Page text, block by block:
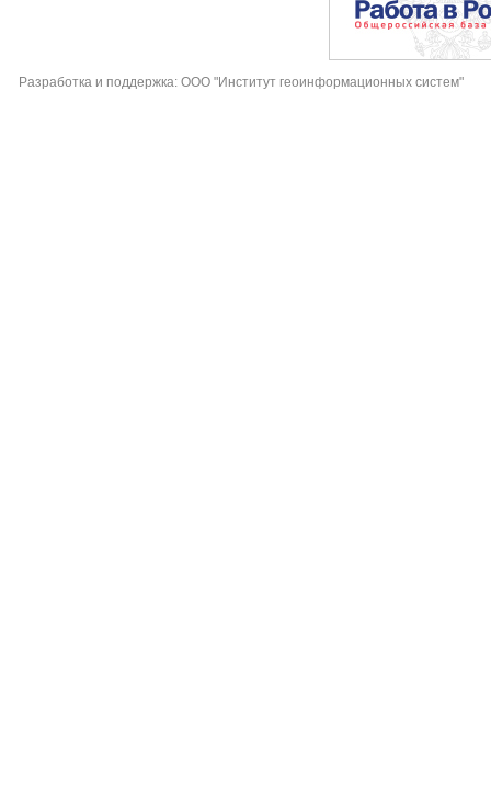
Разработка и поддержка: ООО "Институт геоинформационных систем"